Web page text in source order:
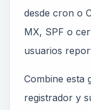
desde cron o
MX, SPF o
usuarios
Combine esta
registrador y